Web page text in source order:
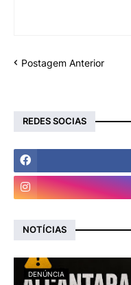
Postagem Anterior
REDES SOCIAS
NOTÍCIAS
DENÚNCIA